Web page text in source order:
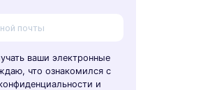
ваши электронные
что ознакомился с
и